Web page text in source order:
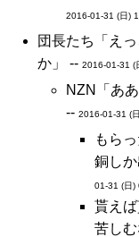
2016-01-31 (日)
団長たち「え
か」 -- 2016-01-31 (
NZN「あ
-- 2016-01-31 (
もら
銅し
01-31 (日)
貰え
苦し